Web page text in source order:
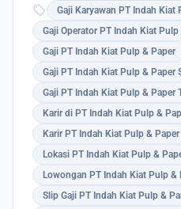
sell
Gaji Karyawan PT Indah Kiat
Gaji Operator PT Indah Kiat Pulp
Gaji PT Indah Kiat Pulp & Paper
Gaji PT Indah Kiat Pulp & Paper
Gaji PT Indah Kiat Pulp & Paper
Karir di PT Indah Kiat Pulp &
Karir PT Indah Kiat Pulp & Paper
Lokasi PT Indah Kiat Pulp &
Lowongan PT Indah Kiat Pulp &
Slip Gaji PT Indah Kiat Pulp &